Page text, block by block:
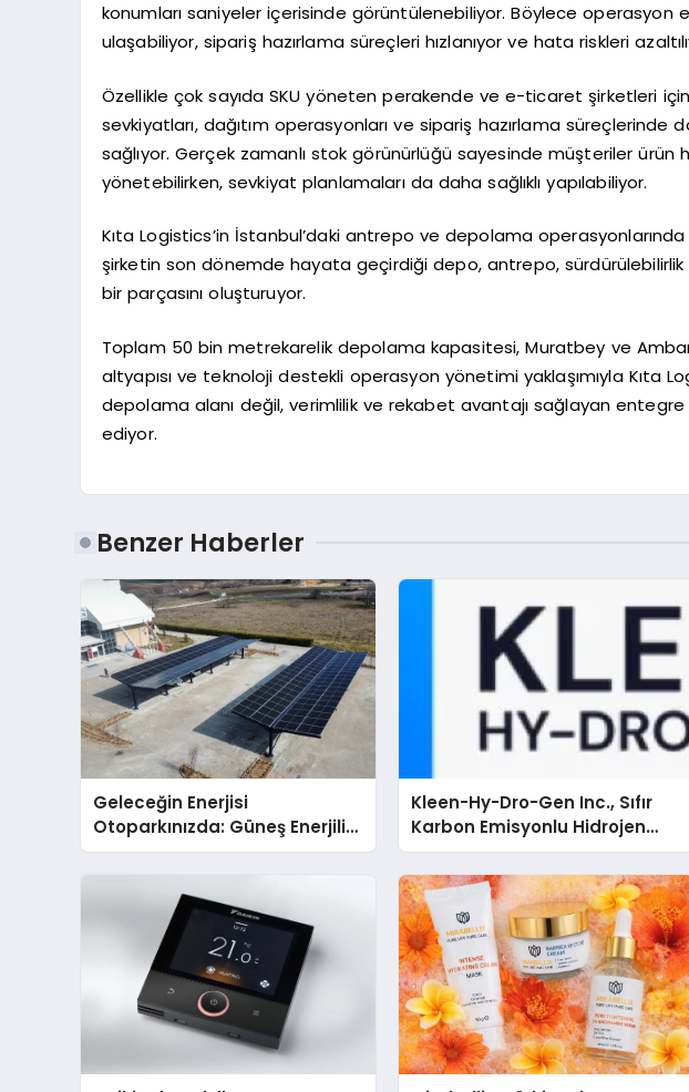
konumları saniyeler içerisinde görüntülenebiliyor. Böylece operasyon
ulaşabiliyor, sipariş hazırlama süreçleri hızlanıyor ve hata riskleri
Özellikle çok sayıda SKU yöneten perakende ve e-ticaret şirketleri
sevkiyatları, dağıtım operasyonları ve sipariş hazırlama süreçlerinde
sağlıyor. Gerçek zamanlı stok görünürlüğü sayesinde müşteriler
yönetebilirken, sevkiyat planlamaları da daha sağlıklı yapılabiliyor.
Kıta Logistics’in İstanbul’daki antrepo ve depolama
şirketin son dönemde hayata geçirdiği depo, antrepo, sürdürülebilirlik
bir parçasını oluşturuyor.
Toplam 50 bin metrekarelik depolama kapasitesi, Muratbey ve
altyapısı ve teknoloji destekli operasyon yönetimi yaklaşımıyla Kıta
depolama alanı değil, verimlilik ve rekabet avantajı sağlayan
ediyor.
Benzer Haberler
Geleceğin Enerjisi
Otoparkınızda: Güneş Enerjili
Carport (Solar Otopark)
Kleen-Hy-Dro-Gen Inc., Sıfır
Karbon Emisyonlu Hidrojen
Isıtma Teknolojisinde ISO ve
TSSA Düzenleyici Onaylarını
Aldı